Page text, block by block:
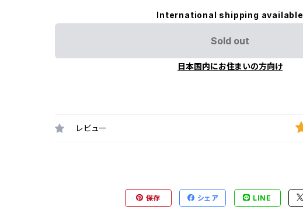
International shipping available
Sold out
日本国内にお住まいの方向け
レビュー
保存 シェア LINE